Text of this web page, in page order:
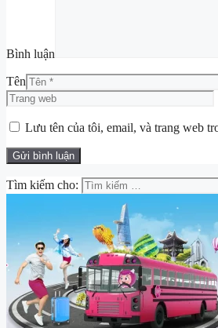
Bình luận
Tên
Lưu tên của tôi, email, và trang web
Tìm kiếm cho: